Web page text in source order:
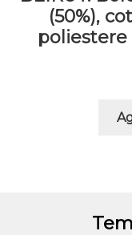
(50%),
poliestere